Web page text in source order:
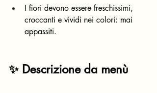
I fiori devono essere freschissimi,
croccanti e vividi nei colori: mai
appassiti.
✨ Descrizione da menù